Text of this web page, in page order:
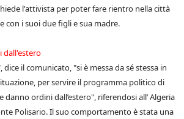
l'attivista per poter fare rientro nella città
con i suoi due figli e sua madre.
dall'estero
dice il comunicato, "si è messa da sé stessa in
per servire il programma politico di
danno ordini dall’estero", riferendosi all’ Algeria
Polisario. Il suo comportamento è stata una